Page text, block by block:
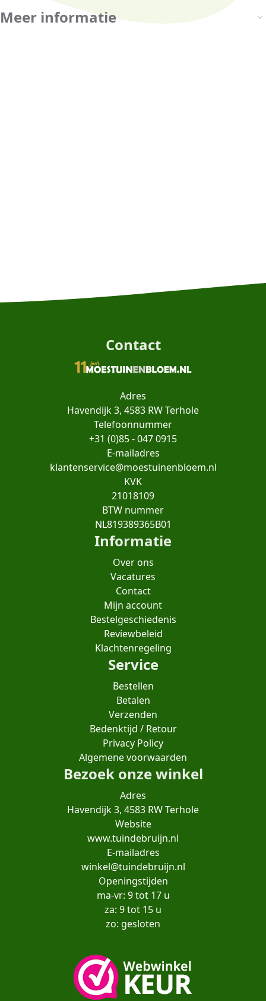
Meer informatie
Contact
Adres
Havendijk 3, 4583 RW Terhole
Telefoonnummer
+31 (0)85 - 047 0915
E-mailadres
klantenservice@moestuinenbloem.nl
KVK
21018109
BTW nummer
NL819389365B01
Informatie
Over ons
Vacatures
Contact
Mijn account
Bestelgeschiedenis
Reviewbeleid
Klachtenregeling
Service
Bestellen
Betalen
Verzenden
Bedenktijd / Retour
Privacy Policy
Algemene voorwaarden
Bezoek onze winkel
Adres
Havendijk 3, 4583 RW Terhole
Website
www.tuindebruijn.nl
E-mailadres
winkel@tuindebruijn.nl
Openingstijden
ma-vr: 9 tot 17 u
za: 9 tot 15 u
zo: gesloten